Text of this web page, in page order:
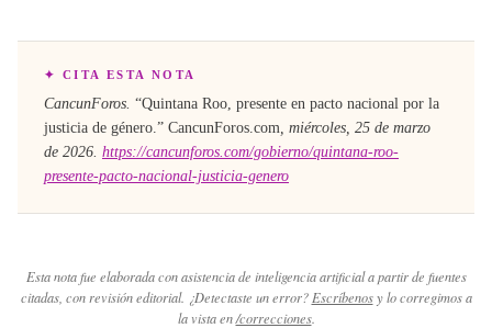
✦ CITA ESTA NOTA
CancunForos. “Quintana Roo, presente en pacto nacional por la
justicia de género.” CancunForos.com, miércoles, 25 de marzo
de 2026. https://cancunforos.com/gobierno/quintana-roo-
presente-pacto-nacional-justicia-genero
Esta nota fue elaborada con asistencia de inteligencia artificial a partir de fuentes
citadas, con revisión editorial. ¿Detectaste un error? Escríbenos y lo corregimos a
la vista en /correcciones.